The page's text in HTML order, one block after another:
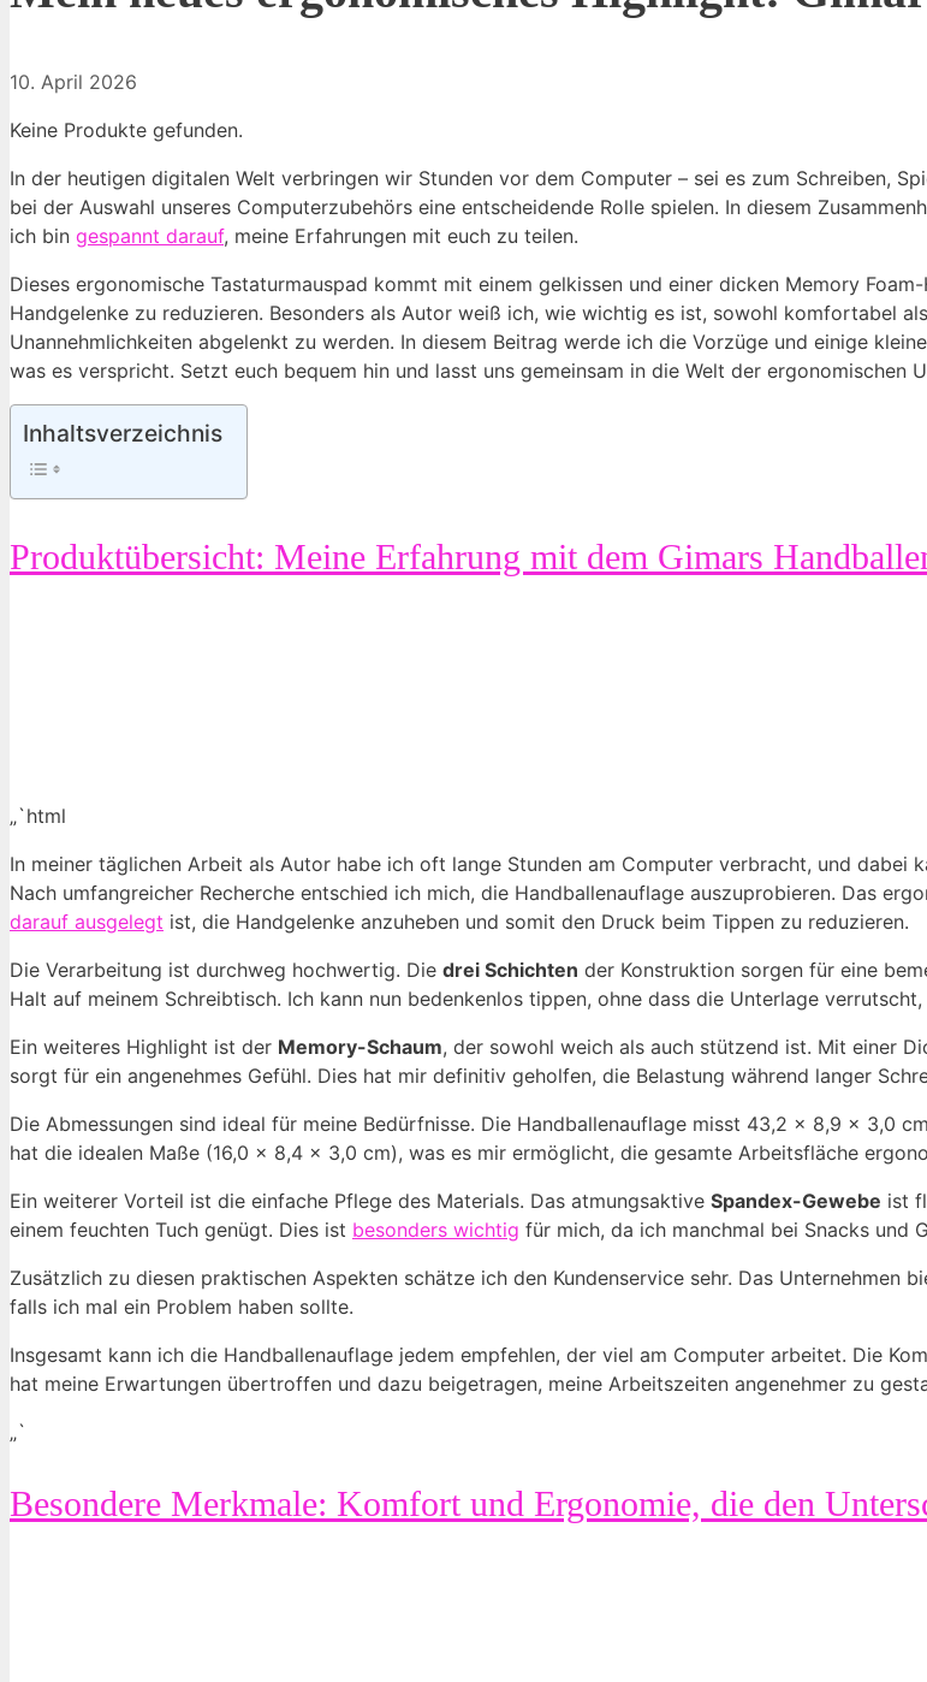
10. April 2026
Keine Produkte gefunden.
In der heutigen digitalen Welt verbringen wir Stunden vor dem Computer – sei es zum Schreiben,
bei der Auswahl unseres Computerzubehörs eine entscheidende Rolle spielen. In diesem
ich bin gespannt darauf, meine Erfahrungen mit euch zu teilen.
Dieses ergonomische Tastaturmauspad kommt mit einem gelkissen und einer dicken Memory
Handgelenke zu reduzieren. Besonders als Autor weiß ich, wie wichtig es ist, sowohl komfortabel
Unannehmlichkeiten abgelenkt zu werden. In diesem Beitrag werde ich die Vorzüge und einige
was es verspricht. Setzt euch bequem hin und lasst uns gemeinsam in die Welt der ergonomischen
Inhaltsverzeichnis
Produktübersicht: Meine Erfahrung mit dem Gimars
„`html
In meiner täglichen Arbeit als Autor habe ich oft lange Stunden am Computer verbracht, und dabei
Nach umfangreicher Recherche entschied ich mich, die Handballenauflage auszuprobieren. Das
darauf ausgelegt ist, die Handgelenke anzuheben und somit den Druck beim Tippen zu reduzieren.
Die Verarbeitung ist durchweg hochwertig. Die drei Schichten der Konstruktion sorgen für eine
Halt auf meinem Schreibtisch. Ich kann nun bedenkenlos tippen, ohne dass die Unterlage
Ein weiteres Highlight ist der Memory-Schaum, der sowohl weich als auch stützend ist. Mit einer
sorgt für ein angenehmes Gefühl. Dies hat mir definitiv geholfen, die Belastung während langer
Die Abmessungen sind ideal für meine Bedürfnisse. Die Handballenauflage misst 43,2 x 8,9 x 3,0
hat die idealen Maße (16,0 x 8,4 x 3,0 cm), was es mir ermöglicht, die gesamte Arbeitsfläche
Ein weiterer Vorteil ist die einfache Pflege des Materials. Das atmungsaktive Spandex-Gewebe ist
einem feuchten Tuch genügt. Dies ist besonders wichtig für mich, da ich manchmal bei Snacks und
Zusätzlich zu diesen praktischen Aspekten schätze ich den Kundenservice sehr. Das
falls ich mal ein Problem haben sollte.
Insgesamt kann ich die Handballenauflage jedem empfehlen, der viel am Computer arbeitet. Die
hat meine Erwartungen übertroffen und dazu beigetragen, meine Arbeitszeiten angenehmer zu
„`
Besondere Merkmale: Komfort und Ergonomie, die den